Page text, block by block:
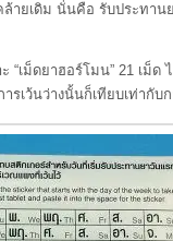
คือ รับประทานยาคุมเรี
ฮอร์โมน” 21 เม็ด ไม่ได้
เว้นว่างนั้นก็เทียบเท่ากั